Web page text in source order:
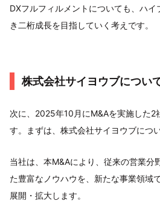
DXフルフィルメントについても、ハ
き二桁成長を目指していく考えです。
株式会社サイヨウブについ
次に、2025年10月にM&Aを実施した2
す。まずは、株式会社サイヨウブについ
当社は、本M&Aにより、従来の営業分
た豊富なノウハウを、新たな事業領域
展開・拡大します。